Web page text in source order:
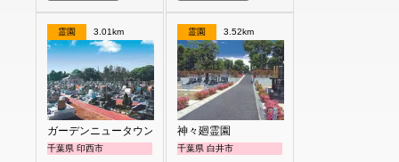
霊園 3.01km
ガーデンニュータウン霊園
千葉県 印西市
霊園 3.52km
神々廻霊園
千葉県 白井市